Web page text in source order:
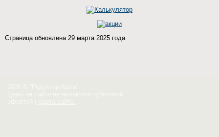
Страница обновлена 29 марта 2025 года